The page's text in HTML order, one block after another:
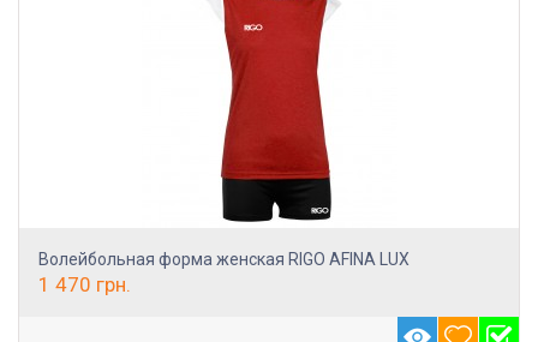
Волейбольная форма женская RIGO AFINA LUX
1 470 грн.